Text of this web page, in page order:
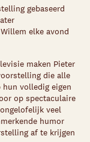
gebaseerd
elke avond
maken Pieter
die alle
volledig eigen
op spectaculaire
veel
humor
af te krijgen